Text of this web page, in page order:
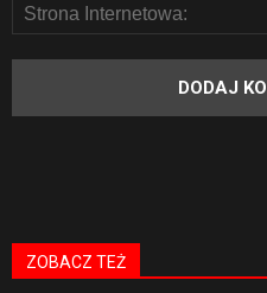
ZOBACZ TEŻ